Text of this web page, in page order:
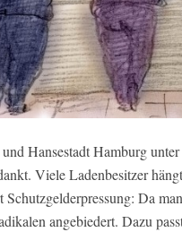
Hansestadt Hamburg
Viele Ladenbesitzer
Schutzgelderpressung: Da
angebiedert. Dazu